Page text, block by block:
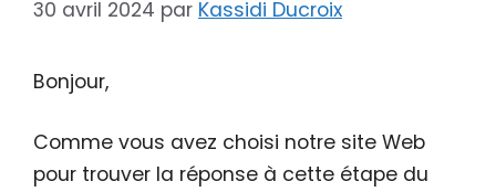
30 avril 2024 par Kassidi Ducroix
Bonjour,
Comme vous avez choisi notre site Web
pour trouver la réponse à cette étape du